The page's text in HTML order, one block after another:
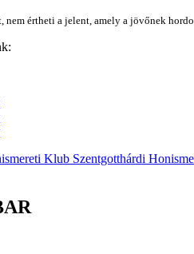
nem értheti a jelent, amely a jövőnek
Szentgotthárdi